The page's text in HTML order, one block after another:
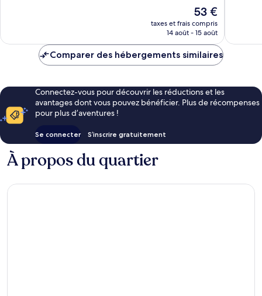
Le
nouveau
prix
de
53 €
taxes et frais compris
14 août - 15 août
Comparer des hébergements similaires
Connectez-vous pour découvrir les réductions et les
avantages dont vous pouvez bénéficier. Plus de récompenses
pour plus d’aventures !
Se connecter S’inscrire gratuitement
À propos du quartier